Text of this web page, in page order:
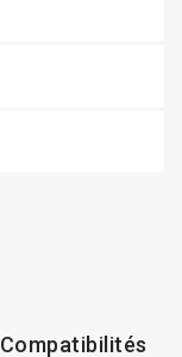
Compatibilités